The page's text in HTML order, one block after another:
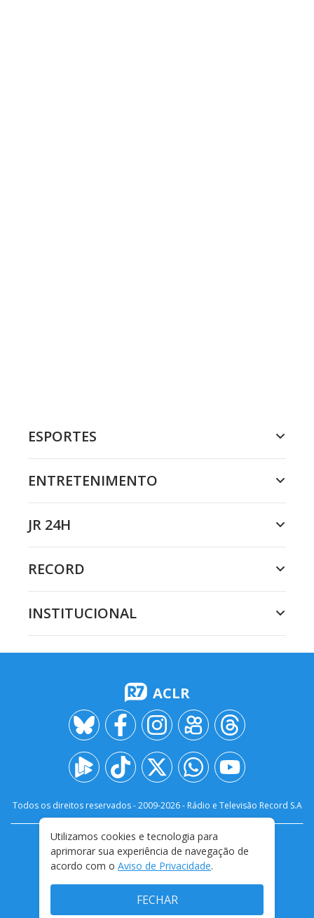
ESPORTES
ENTRETENIMENTO
JR 24H
RECORD
INSTITUCIONAL
ACLR
Todos os direitos reservados - 2009-2026- Rádio e Televisão Record S.A
FALE CONOSCO
PRIVACIDADE
TERMOS E CONDIÇÕES DE USO
Utilizamos cookies e tecnologia para
aprimorar sua experiência de navegação de
acordo com o Aviso de Privacidade.
FECHAR